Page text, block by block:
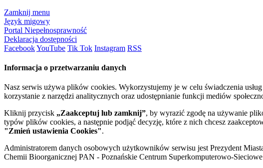
Zamknij menu
Język migowy
Portal Niepełnosprawność
Deklaracja dostępności
FacebookYouTube Tik Tok Instagram RSS
Informacja o przetwarzaniu danych
Nasz serwis używa plików cookies. Wykorzystujemy je w celu świadczenia
korzystanie z narzędzi analitycznych oraz udostępnianie funkcji mediów
Kliknij przycisk „Zaakceptuj lub zamknij”, by wyrazić zgodę na używanie
typów plików cookies, a następnie podjąć decyzję, które z nich chcesz
"Zmień ustawienia Cookies".
Administratorem danych osobowych użytkowników serwisu jest Prezydent
Chemii Bioorganicznej PAN - Poznańskie Centrum Superkomputerowo-